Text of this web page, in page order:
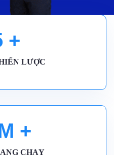
+
LƯỢC
+
CHẠY